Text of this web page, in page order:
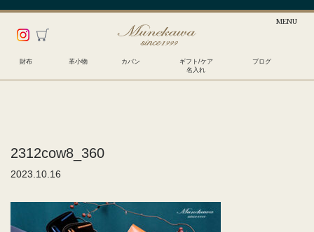
財布 革小物 カバン
ギフト/ケア
名入れ
ブログ
2312cow8_360
2023.10.16